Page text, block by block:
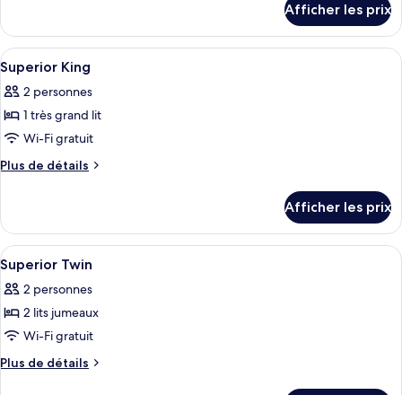
Nobodys
studio
DISC-
Tomoyuki
Washio
Afficher les prix
Afficher
toutes
les
photos
pour
ce
chambre :
Superior
King
Literie hypoallergénique, coffre-fort,
4
Superior King
2 personnes
1 très grand lit
Wi-Fi gratuit
Plus de détails
Plus
Superior
King
Afficher les prix
Afficher
toutes
les
photos
pour
ce
1
Superior Twin
2 personnes
2 lits jumeaux
Wi-Fi gratuit
Plus de détails
Plus